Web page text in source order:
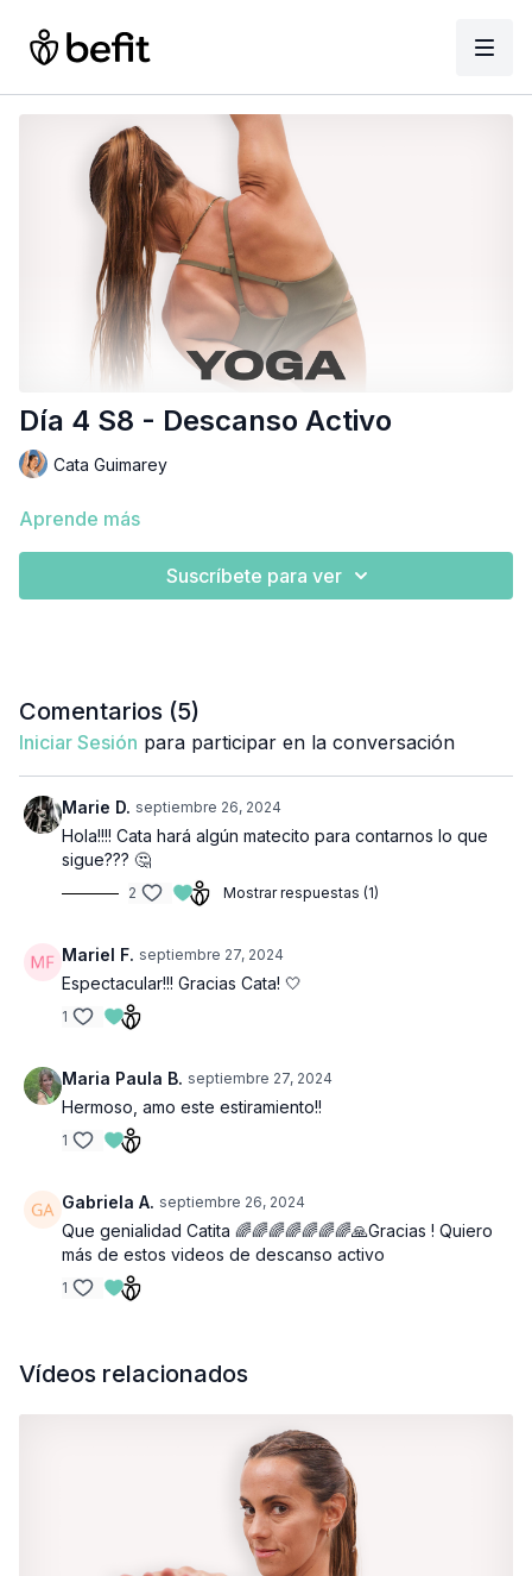
Día 4 S8 - Descanso Activo
Cata Guimarey
Aprende más
Suscríbete para ver
Comentarios (5)
Iniciar Sesión para participar en la conversación
Marie D. septiembre 26, 2024
Hola!!!! Cata hará algún matecito para contarnos lo que
sigue??? 🤔
2 Mostrar respuestas (1)
Mariel F. septiembre 27, 2024
Espectacular!!! Gracias Cata! 🤍
1
Maria Paula B. septiembre 27, 2024
Hermoso, amo este estiramiento!!
1
Gabriela A. septiembre 26, 2024
Que genialidad Catita 🌈🌈🌈🌈🌈🌈🌈🙏Gracias ! Quiero
más de estos videos de descanso activo
1
Vídeos relacionados